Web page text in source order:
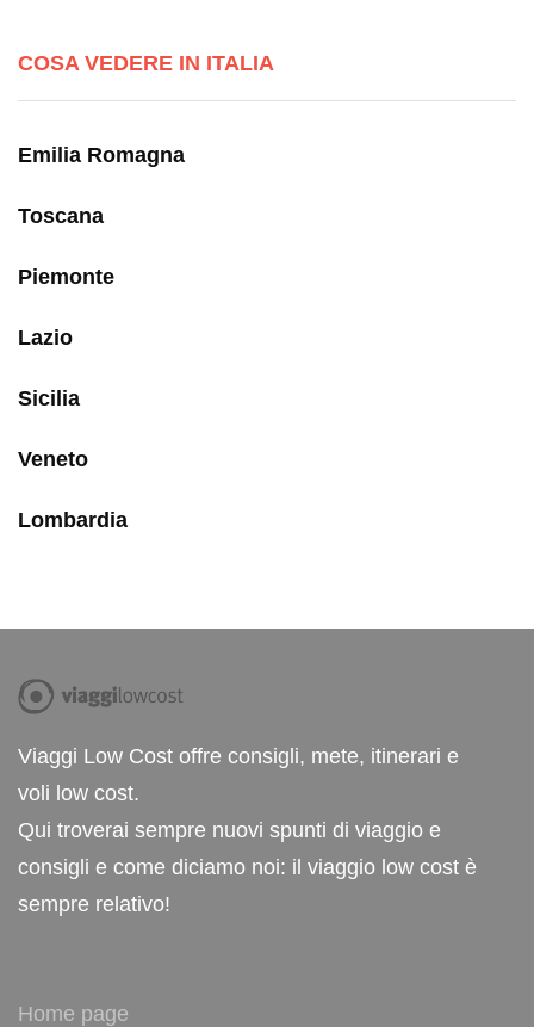
COSA VEDERE IN ITALIA
Emilia Romagna
Toscana
Piemonte
Lazio
Sicilia
Veneto
Lombardia
Viaggi Low Cost offre consigli, mete, itinerari e
voli low cost.
Qui troverai sempre nuovi spunti di viaggio e
consigli e come diciamo noi: il viaggio low cost è
sempre relativo!
Home page